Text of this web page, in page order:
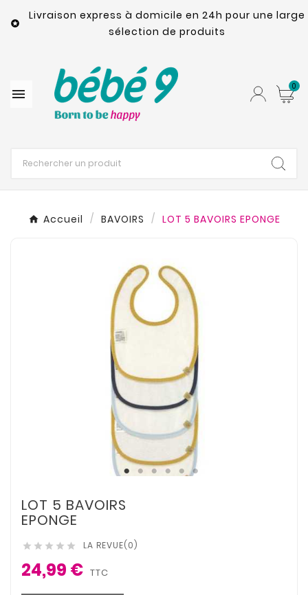

Livraison express à domicile en 24h pour une large
sélection de produits
 0
Accueil BAVOIRS LOT 5 BAVOIRS EPONGE
LOT 5 BAVOIRS
EPONGE
     LA REVUE(0)
24,99 € TTC